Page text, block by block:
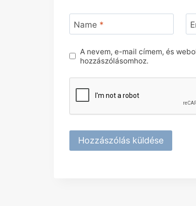
Name *
A nevem, e-mail címem, és
hozzászólásomhoz.